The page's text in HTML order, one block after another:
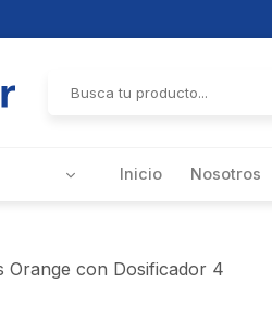
por:
Inicio Nosotros